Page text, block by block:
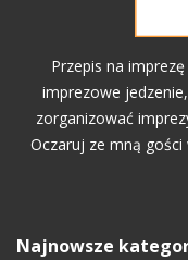
Przepis na
imprezowe
zorganizować
Oczaruj ze mną
Najnowsze